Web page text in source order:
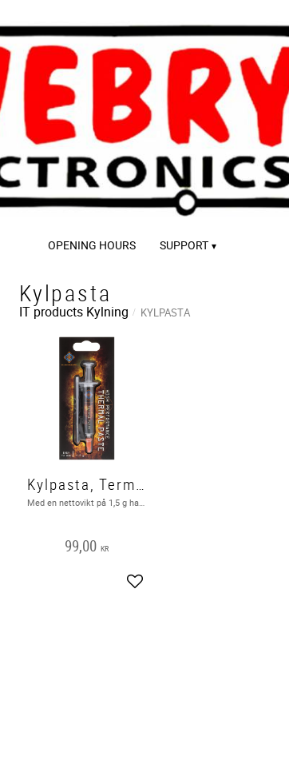
OPENING HOURS SUPPORT
Kylpasta
IT products Kylning KYLPASTA
Kylpasta, Termisk
Med en nettovikt på 1,5 g har du upp till 10st appliceringar. Silikon: 50% Kol: 20% Metalloxid: 30%
99,00 KR
Add to favorites